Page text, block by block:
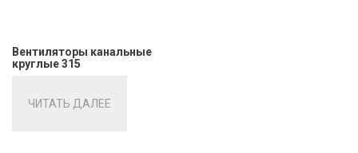
Вентиляторы канальные
круглые 315
ЧИТАТЬ ДАЛЕЕ